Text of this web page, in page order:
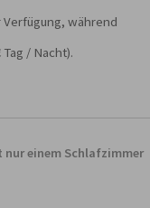
während
/ Nacht).
nur einem Schlafzimmer